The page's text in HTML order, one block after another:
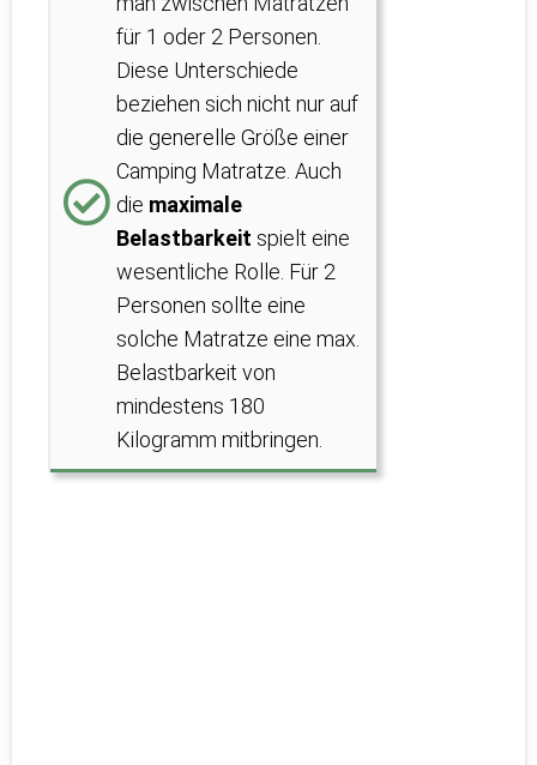
für 1 oder 2 Personen.
Diese Unterschiede
beziehen sich nicht nur auf
die generelle Größe einer
Camping Matratze. Auch
die maximale
Belastbarkeit spielt eine
wesentliche Rolle. Für 2
Personen sollte eine
solche Matratze eine max.
Belastbarkeit von
mindestens 180
Kilogramm mitbringen.